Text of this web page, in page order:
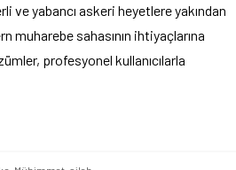
ve yabancı askeri heyetlere yakından
muharebe sahasının ihtiyaçlarına
profesyonel kullanıcılarla